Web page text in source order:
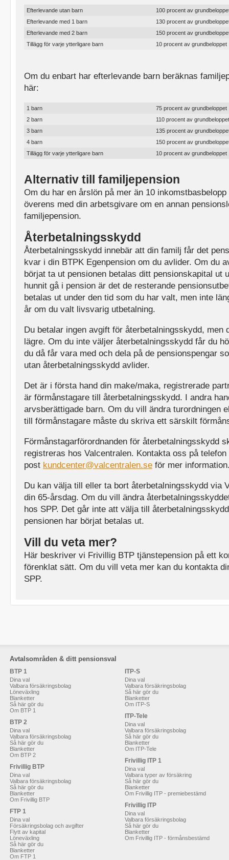
Efterlevande utan barn
100 procent av
Efterlevande med 1 barn
130 procent av
Efterlevande med 2 barn
150 procent av
Tillägg för varje ytterligare barn
10 procent av grundbeloppet
Om du enbart har efterlevande barn beräknas
här:
1 barn
75 procent av grundbeloppet
2 barn
110 procent av grundbeloppet
3 barn
135 procent av
4 barn
150 procent av
Tillägg för varje ytterligare barn
10 procent av grundbeloppet
Alternativ till familjepension
Om du har en årslön på mer än 10
överens med din arbetsgivare om en annan
familjepension.
Återbetalningsskydd
Återbetalningsskydd innebär att din familj får det
kvar i din BTPK Egenpension om du avlider. Om du
börjat ta ut pensionen betalas ditt pensionskapital ut
hunnit gå i pension är det de resterande
betalas ut under den tid som du har valt, men inte
år om du valt livsvarig utbetalning.
Du betalar ingen avgift för återbetalningsskydd, men
lägre. Om du inte väljer återbetalningsskydd får du
du då får vara med och dela på de pensionspengar
utan återbetalningsskydd avlider.
Det är i första hand din make/maka, registrerade
är förmånstagare till återbetalningsskydd. I andra
arvsberättigade barn. Om du vill ändra turordningen
till förmånstagare måste du skriva ett särskilt
Förmånstagarförordnanden för återbetalningsskydd
registreras hos Valcentralen. Kontakta oss på
post kundcenter@valcentralen.se för mer
Du kan välja till eller ta bort återbetalningsskydd via
din 65-årsdag. Om du vill ändra
hos SPP. Det går inte att välja till
pensionen har börjat betalas ut.
Vill du veta mer?
Här beskriver vi Frivillig BTP tjänstepension på ett
förenklat sätt. Om du vill veta mer kan du kontakta
SPP.
Avtalsområden & ditt pensionsval
BTP 1
Dina val
Valbara försäkringsbolag
Löneväxling
Blanketter
Så här gör du
Om BTP 1
BTP 2
Dina val
Valbara försäkringsbolag
Så här gör du
Blanketter
Om BTP 2
Frivillig BTP
Dina val
Valbara försäkringsbolag
Så här gör du
Blanketter
Om Frivillig BTP
FTP 1
Dina val
Försäkringsbolag och avgifter
Flytt av kapital
Löneväxling
Så här gör du
Blanketter
Om FTP 1
ITP-S
Dina val
Valbara försäkringsbolag
Så här gör du
Blanketter
Om ITP-S
ITP-Tele
Dina val
Valbara försäkringsbolag
Så här gör du
Blanketter
Om ITP-Tele
Frivillig ITP 1
Dina val
Valbara typer av försäkring
Så här gör du
Blanketter
Om Frivillig ITP - premiebestämd
Frivillig ITP
Dina val
Valbara försäkringsbolag
Så här gör du
Blanketter
Om Frivillig ITP - förmånsbestämd